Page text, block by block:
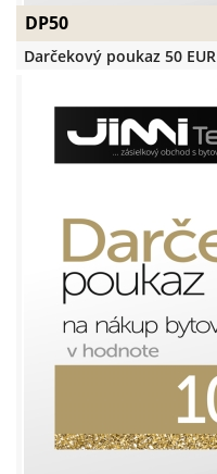
DP50
Darčekový poukaz 50 EUR